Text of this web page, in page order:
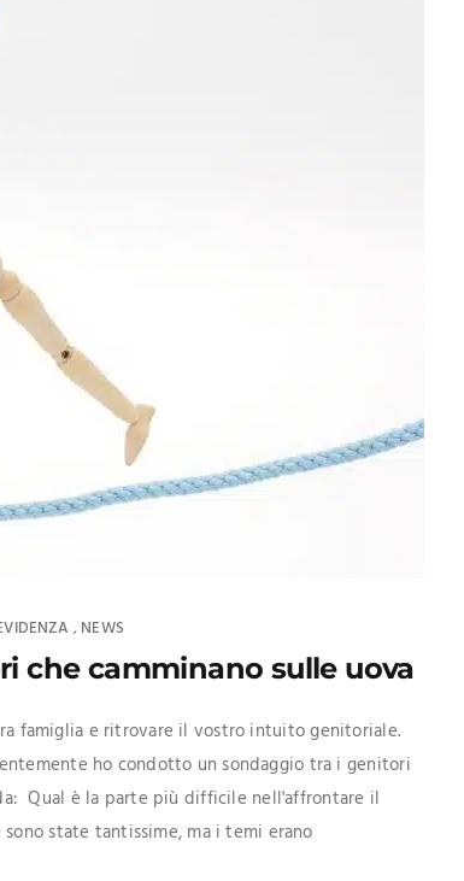
, NEWS
che camminano sulle uova
famiglia e ritrovare il vostro intuito genitoriale.
ho condotto un sondaggio tra i genitori
Qual è la parte più difficile nell'affrontare il
state tantissime, ma i temi erano